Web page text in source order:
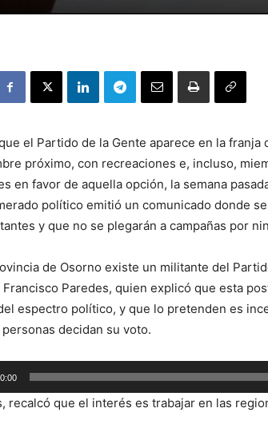
el Partido de la Gente aparece en la
próximo, con recreaciones e, incluso,
en favor de aquella opción, la semana
político emitió un comunicado donde
y que no se plegarán a campañas por
de Osorno existe un militante del
Francisco Paredes, quien explicó que esta
espectro político, y que lo pretenden es
decidan su voto.
recalcó que el interés es trabajar en las